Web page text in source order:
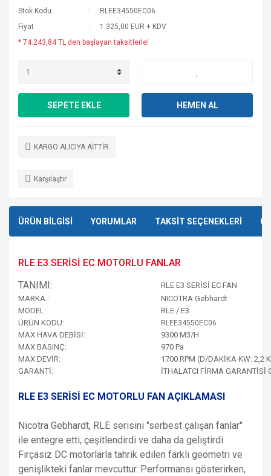
Stok Kodu
RLEE34550EC06
Fiyat
1.325,00 EUR + KDV
* 74.243,84 TL den başlayan taksitlerle!
SEPETE EKLE HEMEN AL
KARGO ALICIYA AİTTİR
Karşılaştır
ÜRÜN BİLGİSİ YORUMLAR TAKSİT SEÇENEKLERİ
RLE E3 SERİSİ EC MOTORLU FANLAR
TANIMI:
RLE E3 SERİSİ EC FAN
MARKA :
NICOTRA Gebhardt
MODEL:
RLE / E3
ÜRÜN KODU:
RLEE34550EC06
MAX HAVA DEBİSİ:
9300 M3/H
MAX BASINÇ:
970 Pa
MAX DEVİR:
1700 RPM (D/DAKİKA KW: 2,2
GARANTİ:
İTHALATCI FİRMA GARANTİSİ
RLE E3 SERİSİ EC MOTORLU FAN AÇIKLAMASI
Nicotra Gebhardt, RLE serisini "serbest çalışan fanlar"
ile entegre etti, çeşitlendirdi ve daha da geliştirdi.
Fırçasız DC motorlarla tahrik edilen farklı geometri ve
genişlikteki fanlar mevcuttur. Performansı gösterirken,